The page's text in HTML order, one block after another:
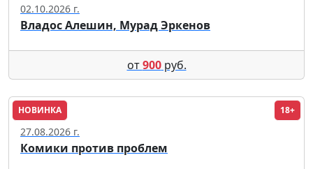
02.10.2026 г.
Владос Алешин, Мурад Эркенов
от900руб.
НОВИНКА 18+
Москва
27.08.2026 г.
Комики против проблем